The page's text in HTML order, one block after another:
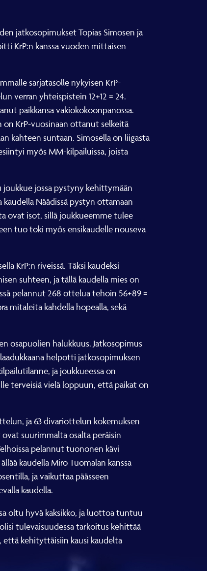
jatkosopimukset Topias Simosen ja
KrP:n kanssa vuoden mittaisen
sarjatasolle nykyisen KrP-
verran yhteispistein 12+12 = 24.
paikkansa vakiokokoonpanossa.
on KrP-vuosinaan ottanut selkeitä
kahteen suntaan. Simosella on liigasta
myös MM-kilpailuissa, joista
jossa pystyny kehittymään
Näädissä pystyn ottamaan
ovat isot, sillä joukkueemme tulee
tuo toki myös ensikaudelle nouseva
KrP:n riveissä. Täksi kaudeksi
suhteen, ja tällä kaudella mies on
pelannut 268 ottelua tehoin 56+89 =
mitaleita kahdella hopealla, sekä
osapuolien halukkuus. Jatkosopimus
helpotti jatkosopimuksen
ja joukkueessa on
terveisiä vielä loppuun, että paikat on
ja 63 divariottelun kokemuksen
suurimmalta osalta peräisin
pelannut tuononen kävi
kaudella Miro Tuomalan kanssa
ja vaikuttaa päässeen
kaudella.
oltu hyvä kaksikko, ja luottoa tuntuu
tulevaisuudessa tarkoitus kehittää
että kehityttäisiin kausi kaudelta